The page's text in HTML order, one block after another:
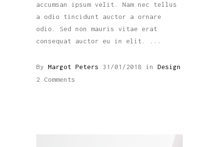
accumsan ipsum velit. Nam nec tellus
a odio tincidunt auctor a ornare
odio. Sed non mauris vitae erat
consequat auctor eu in elit.
By Margot Peters 31/01/2018 in Design
2 Comments